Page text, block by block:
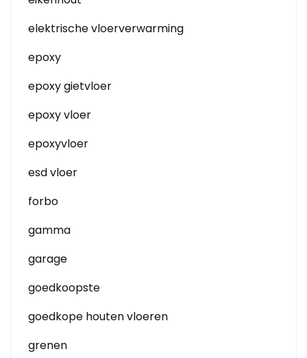
elektrische vloerverwarming
epoxy
epoxy gietvloer
epoxy vloer
epoxyvloer
esd vloer
forbo
gamma
garage
goedkoopste
goedkope houten vloeren
grenen